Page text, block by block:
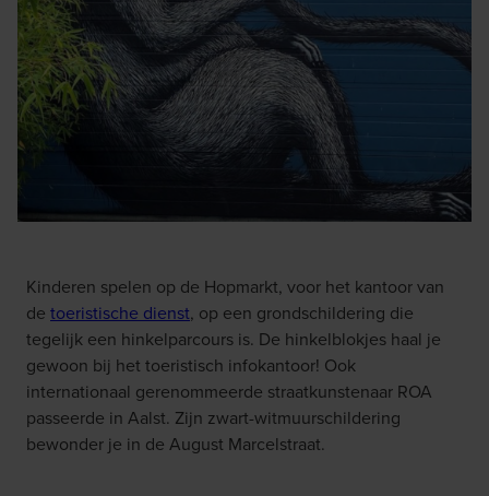
Kinderen spelen op de Hopmarkt, voor het kantoor van
de toeristische dienst, op een grondschildering die
tegelijk een hinkelparcours is. De hinkelblokjes haal je
gewoon bij het toeristisch infokantoor! Ook
internationaal gerenommeerde straatkunstenaar ROA
passeerde in Aalst. Zijn zwart-witmuurschildering
bewonder je in de August Marcelstraat.